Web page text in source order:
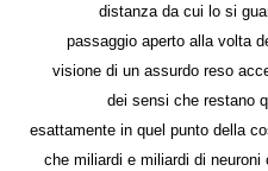
distanza da cui lo si
passaggio aperto alla volta
visione di un assurdo reso
dei sensi che restano
esattamente in quel punto della
che miliardi e miliardi di